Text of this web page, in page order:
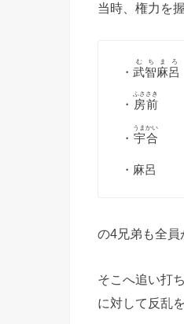
当時、権力を
・武智麻呂
むちまろ
・ 房前
ふささき
・ 宇合
うまかい
・麻呂
の4兄弟も全員
そこへ追い打
に対して反乱